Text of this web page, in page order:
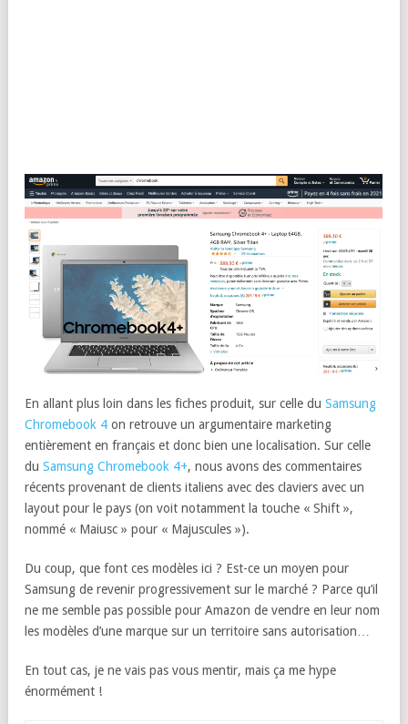
En allant plus loin dans les fiches produit, sur celle du Samsung
Chromebook 4 on retrouve un argumentaire marketing
entièrement en français et donc bien une localisation. Sur celle
du Samsung Chromebook 4+, nous avons des commentaires
récents provenant de clients italiens avec des claviers avec un
layout pour le pays (on voit notamment la touche « Shift »,
nommé « Maiusc » pour « Majuscules »).
Du coup, que font ces modèles ici ? Est-ce un moyen pour
Samsung de revenir progressivement sur le marché ? Parce qu’il
ne me semble pas possible pour Amazon de vendre en leur nom
les modèles d’une marque sur un territoire sans autorisation…
En tout cas, je ne vais pas vous mentir, mais ça me hype
énormément !